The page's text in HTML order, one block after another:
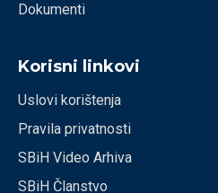
Dokumenti
Korisni linkovi
Uslovi korištenja
Pravila privatnosti
SBiH Video Arhiva
SBiH Članstvo